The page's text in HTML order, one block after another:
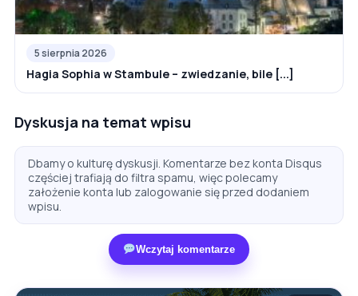
5 sierpnia 2026
Hagia Sophia w Stambule – zwiedzanie, bile [...]
Dyskusja na temat wpisu
Dbamy o kulturę dyskusji. Komentarze bez konta Disqus
częściej trafiają do filtra spamu, więc polecamy
założenie konta lub zalogowanie się przed dodaniem
wpisu.
Wczytaj komentarze